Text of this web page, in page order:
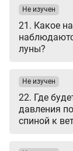
21. Какое
луны?
Не изучен
22. Где
давления
спиной к
Не изучен